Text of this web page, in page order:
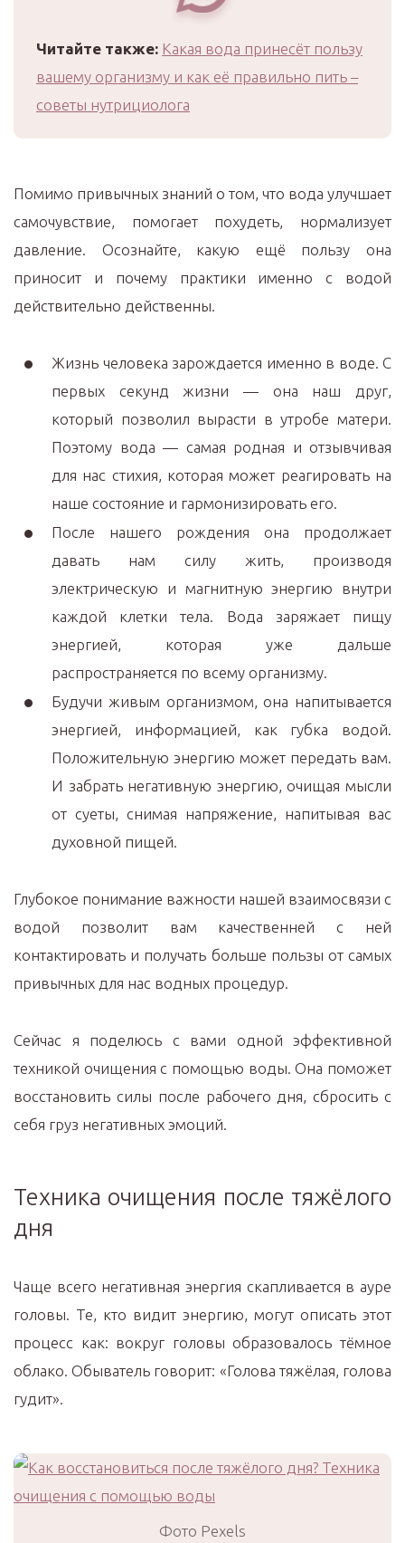
Читайте также: Какая вода принесёт пользу
вашему организму и как её правильно пить –
советы нутрициолога
Помимо привычных знаний о том, что вода улучшает
самочувствие, помогает похудеть, нормализует
давление. Осознайте, какую ещё пользу она
приносит и почему практики именно с водой
действительно действенны.
Жизнь человека зарождается именно в воде. С
первых секунд жизни — она наш друг,
который позволил вырасти в утробе матери.
Поэтому вода — самая родная и отзывчивая
для нас стихия, которая может реагировать на
наше состояние и гармонизировать его.
После нашего рождения она продолжает
давать нам силу жить, производя
электрическую и магнитную энергию внутри
каждой клетки тела. Вода заряжает пищу
энергией, которая уже дальше
распространяется по всему организму.
Будучи живым организмом, она напитывается
энергией, информацией, как губка водой.
Положительную энергию может передать вам.
И забрать негативную энергию, очищая мысли
от суеты, снимая напряжение, напитывая вас
духовной пищей.
Глубокое понимание важности нашей взаимосвязи с
водой позволит вам качественней с ней
контактировать и получать больше пользы от самых
привычных для нас водных процедур.
Сейчас я поделюсь с вами одной эффективной
техникой очищения с помощью воды. Она поможет
восстановить силы после рабочего дня, сбросить с
себя груз негативных эмоций.
Техника очищения после тяжёлого
дня
Чаще всего негативная энергия скапливается в ауре
головы. Те, кто видит энергию, могут описать этот
процесс как: вокруг головы образовалось тёмное
облако. Обыватель говорит: «Голова тяжёлая, голова
гудит».
Фото Pexels